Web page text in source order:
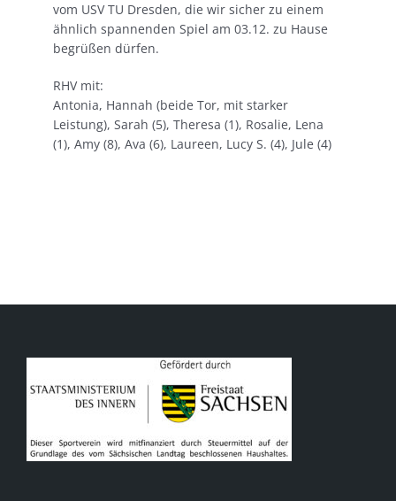
vom USV TU Dresden, die wir sicher zu einem
ähnlich spannenden Spiel am 03.12. zu Hause
begrüßen dürfen.
RHV mit:
Antonia, Hannah (beide Tor, mit starker
Leistung), Sarah (5), Theresa (1), Rosalie, Lena
(1), Amy (8), Ava (6), Laureen, Lucy S. (4), Jule (4)